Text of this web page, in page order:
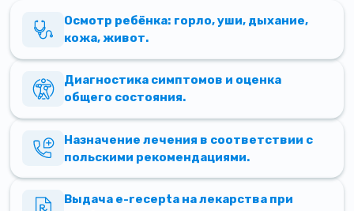
Осмотр ребёнка: горло, уши, дыхание,
кожа, живот.
Диагностика симптомов и оценка
общего состояния.
Назначение лечения в соответствии с
польскими рекомендациями.
Выдача e-recepta на лекарства при